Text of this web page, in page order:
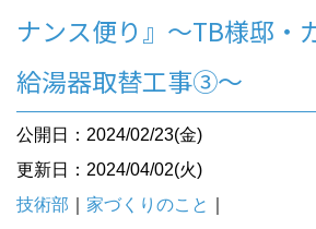
ナンス便り』～TB様邸・
給湯器取替工事③～
公開日：2024/02/23(金)
更新日：2024/04/02(火)
技術部
家づくりのこと